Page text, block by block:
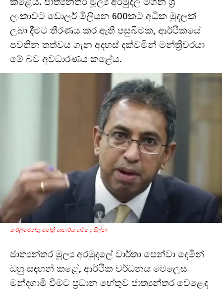
ලංකාවට ඩොලර් මිලියන 600කට අධික මුදලක්
ලබා දීමට තීරණය කර ඇති පසුබිමක, ආර්ථිකයේ
පවතින තත්වය ගැන අදහස් දක්වමින් මන්ත්‍රීවරයා
මේ බව අවධාරණය කළේය.
පාර්ලිමේන්තු මන්ත්‍රී ආචාර්ය හර්ෂ ද සිල්වා
ජාත්‍යන්තර මූල්‍ය අරමුදලේ වාර්තා පෙන්වා දෙමින්
ඔහු සඳහන් කළේ, ආර්ථික වර්ධනය මෙලෙස
මන්දගාමී වීමට ප්‍රධාන හේතුව ජාත්‍යන්තර වෙළෙඳ